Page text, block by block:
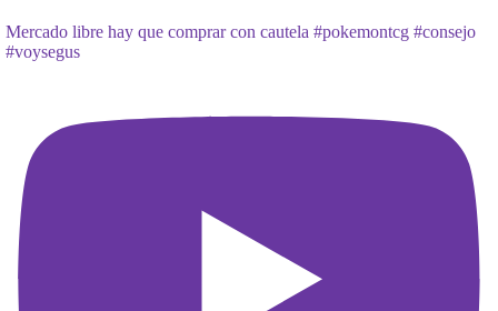
Mercado libre hay que comprar con cautela #pokemontcg #consejo
#voysegus